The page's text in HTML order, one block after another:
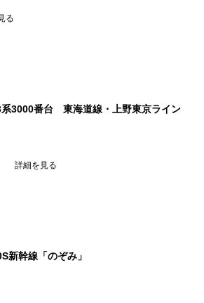
る
3000番台 東海道線・上野東京ライン
詳細を見る
幹線「のぞみ」